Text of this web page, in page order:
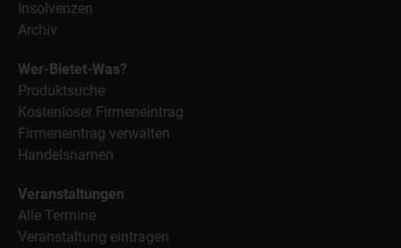
Insolvenzen
Archiv
Wer-Bietet-Was?
Produktsuche
Kostenloser Firmeneintrag
Firmeneintrag verwalten
Handelsnamen
Veranstaltungen
Alle Termine
Veranstaltung eintragen